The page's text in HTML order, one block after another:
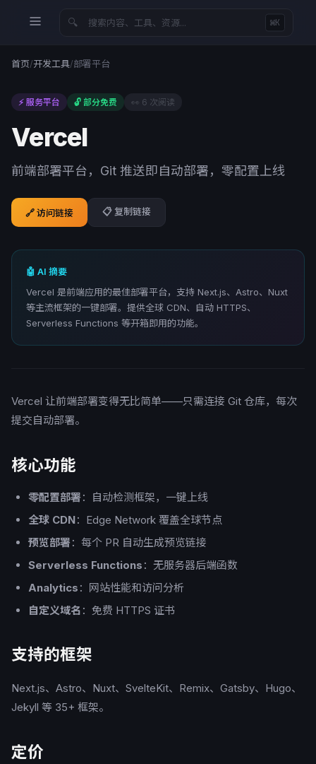
🔍 ⌘K
首页/开发工具/部署平台
⚡ 服务平台 🔓 部分免费 👀 6 次阅读
Vercel
前端部署平台，Git 推送即自动部署，零配置上线
🔗 访问链接 📋 复制链接
🤖 AI 摘要
Vercel 是前端应用的最佳部署平台，支持 Next.js、Astro、Nuxt
等主流框架的一键部署。提供全球 CDN、自动 HTTPS、
Serverless Functions 等开箱即用的功能。
Vercel 让前端部署变得无比简单——只需连接 Git 仓库，每次
提交自动部署。
核心功能
零配置部署：自动检测框架，一键上线
全球 CDN：Edge Network 覆盖全球节点
预览部署：每个 PR 自动生成预览链接
Serverless Functions ：无服务器后端函数
Analytics ：网站性能和访问分析
自定义域名 ：免费 HTTPS 证书
支持的框架
Next.js、Astro、Nuxt、SvelteKit、Remix、Gatsby、Hugo、
Jekyll 等 35+ 框架。
定价